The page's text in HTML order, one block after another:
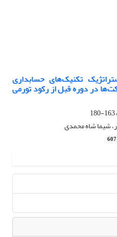
تکنیک‌های حسابداری
در دوره قبل از رکود تورمی
163-180
شیما شاه محمدی